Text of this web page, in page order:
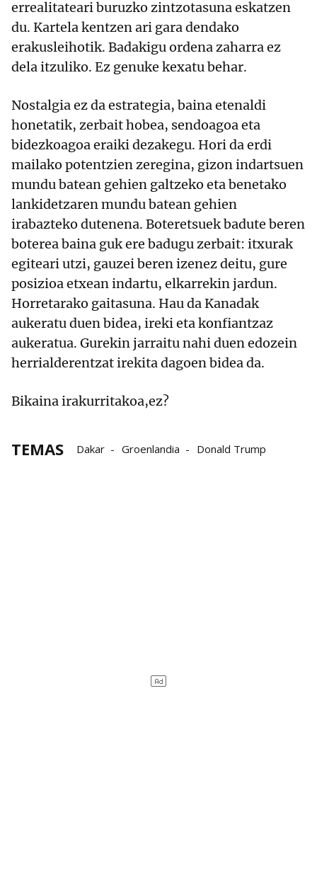
errealitateari buruzko zintzotasuna eskatzen
du. Kartela kentzen ari gara dendako
erakusleihotik. Badakigu ordena zaharra ez
dela itzuliko. Ez genuke kexatu behar.
Nostalgia ez da estrategia, baina etenaldi
honetatik, zerbait hobea, sendoagoa eta
bidezkoagoa eraiki dezakegu. Hori da erdi
mailako potentzien zeregina, gizon indartsuen
mundu batean gehien galtzeko eta benetako
lankidetzaren mundu batean gehien
irabazteko dutenena. Boteretsuek badute beren
boterea baina guk ere badugu zerbait: itxurak
egiteari utzi, gauzei beren izenez deitu, gure
posizioa etxean indartu, elkarrekin jardun.
Horretarako gaitasuna. Hau da Kanadak
aukeratu duen bidea, ireki eta konfiantzaz
aukeratua. Gurekin jarraitu nahi duen edozein
herrialderentzat irekita dagoen bidea da.
Bikaina irakurritakoa,ez?
TEMAS Dakar Groenlandia Donald Trump